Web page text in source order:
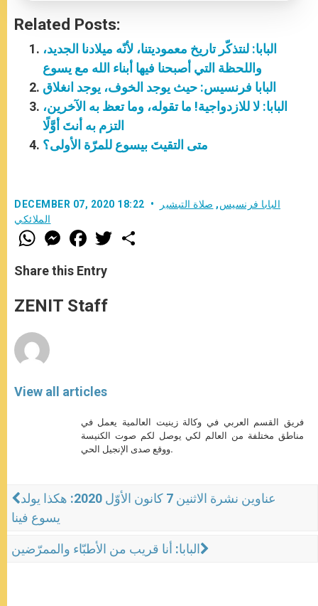
Related Posts:
البابا: لنتذكّر تاريخ معموديتنا، لأنّه ميلادنا الجديد،
واللحظة التي أصبحنا فيها أبناء الله مع يسوع
البابا فرنسيس: حيث يوجد الخوف، يوجد انغلاق
البابا: لا للازدواجية! ما تقوله، وما تعظ به الآخرين،
التزم به أنتَ أوَّلًا
متى التقيتَ بيسوع للمرّة الأولى؟
DECEMBER 07, 2020 18:22 البابا فرنسيس, صلاة التبشير
الملائكي
W
h
t
s
p
p
M
e
s
e
g
e
F
a
e
b
o
k
w
Share this Entry
ZENIT Staff
View all articles
فريق القسم العربي في وكالة زينيت العالمية يعمل في
مناطق مختلفة من العالم لكي يوصل لكم صوت الكنيسة
ووقع صدى الإنجيل الحي.
عناوين نشرة الاثنين 7 كانون الأوّل 2020: هكذا يولد
يسوع فينا
البابا: أنا قريب من الأطبّاء والممرّضين